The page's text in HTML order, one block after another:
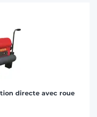
directe avec roue